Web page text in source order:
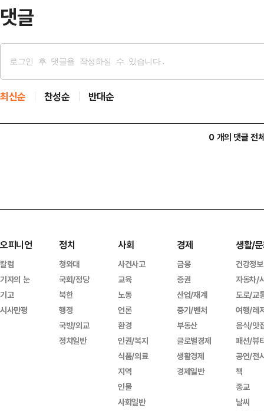
댓글
최신순 찬성순 반대순
0 개의 댓글 전
오피니언
칼럼
기자의 눈
기고
시사만평
정치
청와대
국회/정당
북한
행정
국방/외교
정치일반
사회
사건사고
교육
노동
언론
환경
인권/복지
식품/의료
지역
인물
사회일반
경제
금융
증권
산업/재계
중기/벤처
부동산
글로벌경제
생활경제
경제일반
생활/
건강정보
자동차/
도로/교
여행/레
음식/맛
패션/뷰
공연/전
책
종교
날씨